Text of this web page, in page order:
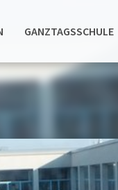
GANZTAGSSCHULE